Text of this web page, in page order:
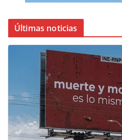
Últimas noticias